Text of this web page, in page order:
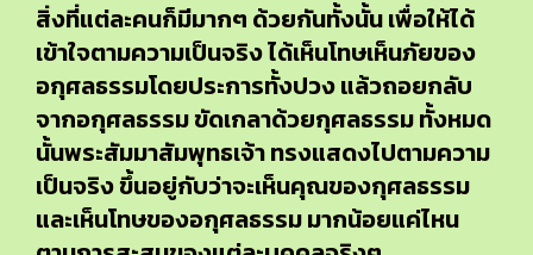
สิ่งที่แต่ละคนก็มีมากๆ ด้วยกันทั้งนั้น เพื่อให้ได้
เข้าใจตามความเป็นจริง ได้เห็นโทษเห็นภัยของ
อกุศลธรรมโดยประการทั้งปวง แล้วถอยกลับ
จากอกุศลธรรม ขัดเกลาด้วยกุศลธรรม ทั้งหมด
นั้นพระสัมมาสัมพุทธเจ้า ทรงแสดงไปตามความ
เป็นจริง ขึ้นอยู่กับว่าจะเห็นคุณของกุศลธรรม
และเห็นโทษของอกุศลธรรม มากน้อยแค่ไหน